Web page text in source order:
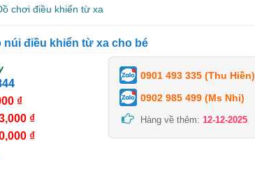
chơi điều khiển từ xa
núi điều khiển từ xa cho bé
₫
₫
₫
0901 493 335 (Thu Hiền)
0902 985 499 (Ms Nhi)
Hàng về thêm:12-12-2025